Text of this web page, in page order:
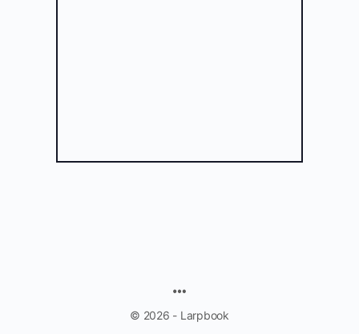
© 2026 - Larpbook